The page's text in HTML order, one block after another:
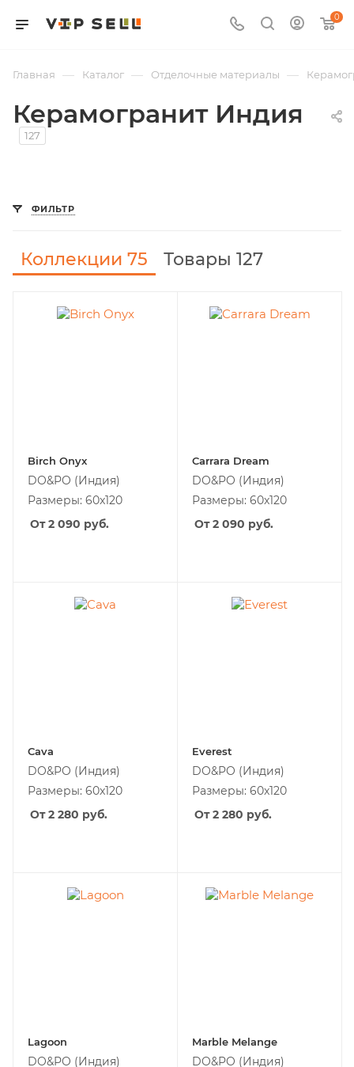
0
Главная — Каталог — Отделочные материалы —
Керамогранит Индия
127
ФИЛЬТР
Коллекции 75 Товары 127
Birch Onyx
DO&PO (Индия)
Размеры: 60x120
От 2 090 руб.
Carrara Dream
DO&PO (Индия)
Размеры: 60x120
От 2 090 руб.
Cava
DO&PO (Индия)
Размеры: 60x120
От 2 280 руб.
Everest
DO&PO (Индия)
Размеры: 60x120
От 2 280 руб.
Lagoon
DO&PO (Индия)
Marble Melange
DO&PO (Индия)